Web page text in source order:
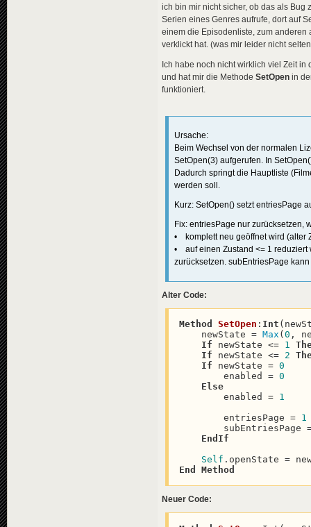
ich bin mir nicht sicher, ob das als
Serien eines Genres aufrufe, dort auf
einem die Episodenliste, zum anderen
verklickt hat. (was mir leider nicht
Ich habe noch nicht wirklich viel Zeit
und hat mir die Methode SetOpen in
funktioniert.
Ursache:
Beim Wechsel von der normalen
SetOpen(3) aufgerufen. In
Dadurch springt die Hauptliste
werden soll.
Kurz: SetOpen() setzt entriesPage
Fix: entriesPage nur zurücksetzen,
• komplett neu geöffnet wird (alter
• auf einen Zustand <= 1 reduziert
zurücksetzen. subEntriesPage
Alter Code:
Method SetOpen : Int
    newState =
Max ( 0 ,
If newState <= 1
If newState <= 2
If newState = 0
        enabled =
0
Else
        enabled =
1
        entriesPage =
1
subEntriesPage
EndIf
Self
End
Method
Neuer Code: